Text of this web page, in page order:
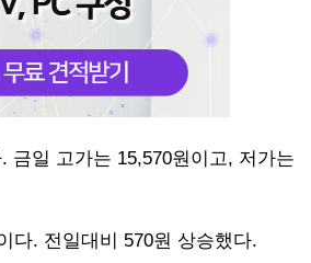
금일 고가는 15,570원이고, 저가는
다. 전일대비 570원 상승했다.